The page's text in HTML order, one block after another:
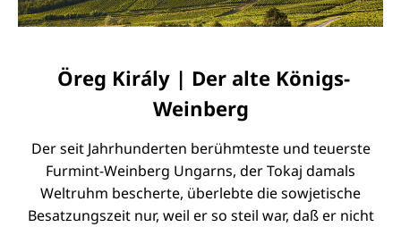
Öreg Király | Der alte Königs-
Weinberg
Der seit Jahrhunderten berühmteste und teuerste
Furmint-Weinberg Ungarns, der Tokaj damals
Weltruhm bescherte, überlebte die sowjetische
Besatzungszeit nur, weil er so steil war, daß er nicht